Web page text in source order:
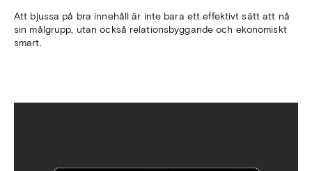
Att bjussa på bra innehåll är inte bara ett effektivt sätt att nå
sin målgrupp, utan också relationsbyggande och ekonomiskt
smart.